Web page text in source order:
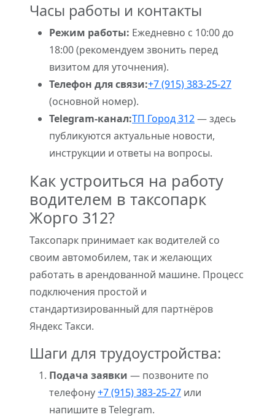
Часы работы и контакты
Режим работы: Ежедневно с 10:00 до
18:00 (рекомендуем звонить перед
визитом для уточнения).
Телефон для связи:+7 (915) 383-25-27
(основной номер).
Telegram-канал:ТП Город 312— здесь
публикуются актуальные новости,
инструкции и ответы на вопросы.
Как устроиться на работу
водителем в таксопарк
Жорго 312?
Таксопарк принимает как водителей со
своим автомобилем, так и желающих
работать в арендованной машине. Процесс
подключения простой и
стандартизированный для партнёров
Яндекс Такси.
Шаги для трудоустройства:
Подача заявки — позвоните по
телефону+7 (915) 383-25-27 или
напишите в Telegram.